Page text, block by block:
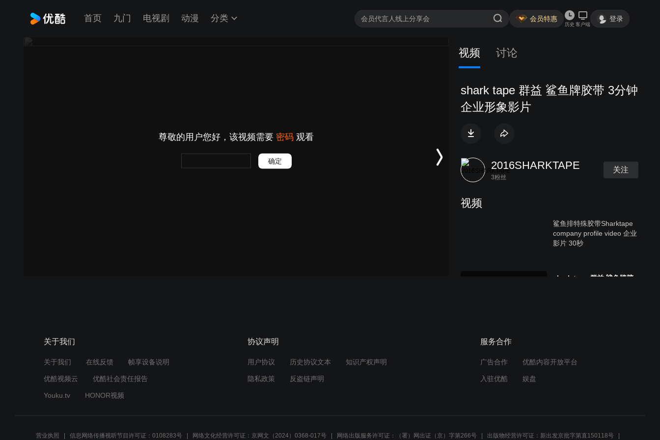
首页 九门 电视剧 动漫 分类 会员特惠
历史 客户端
登录
尊敬的用户您好，该视频需要 密码 观看
确定
视频 讨论
shark tape 群益 鲨鱼牌胶带 3分钟
企业形象影片
2016SHARKTAPE
3粉丝
关注
视频
鲨鱼排特殊胶带Sharktape
company profile video 企业
影片 30秒
shark tape 群益 鲨鱼牌胶
关于我们
关于我们 在线反馈 帧享设备说明
优酷视频云 优酷社会责任报告
Youku.tv HONOR视频
协议声明
用户协议 历史协议文本 知识产权声明
隐私政策 反盗链声明
服务合作
广告合作 优酷内容开放平台
入驻优酷 娱盘
营业执照 信息网络传播视听节目许可证：0108283号 网络文化经营许可证：京网文（2024）0368-017号 网络出版服务许可证：（署）网出证（京）字第266号 出版物经营许可证：新出发京批字第直150118号